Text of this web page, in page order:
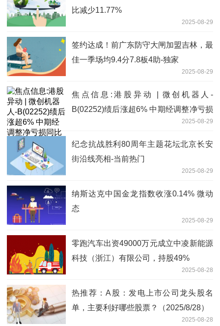
比减少11.77%
2025-08-29
签约达成！前广东防守大闸加盟吉林，最
佳一季场均9.4分7.8板4助-独家
2025-08-29
焦点信息:港股异动 | 微创机器人-
B(02252)绩后涨超6% 中期经调整净亏损
同比减少55.5% 海外市场收入实现大幅
增长
2025-08-29
纪念抗战胜利80周年主题花坛北京长安
街沿线亮相-当前热门
2025-08-29
纳斯达克中国金龙指数收涨0.14% 微动
态
2025-08-29
零跑汽车出资49000万元成立中凌新能源
科技（浙江）有限公司，持股49%
2025-08-28
热推荐：A股：发电上市公司龙头股名
单，主要利好哪些股票？（2025/8/28）
2025-08-28